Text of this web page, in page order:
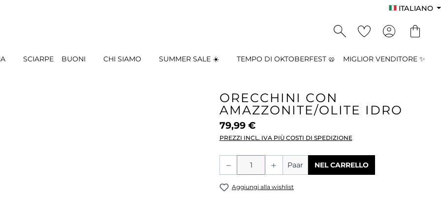
ITALIANO
SCIARPE BUONI CHI SIAMO SUMMER SALE ☀️ TEMPO DI OKTOBERFEST 🥨 MIGLIOR VENDITORE ✨
ORECCHINI CON
AMAZZONITE/OLITE IDRO
79,99 €
PREZZI INCL. IVA PIÙ COSTI DI SPEDIZIONE
Quantità del prodotto: inserisci la
Paar NEL CARRELLO
Aggiungi alla wishlist